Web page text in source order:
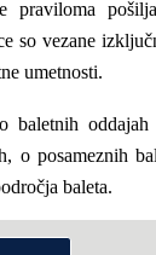
praviloma
so vezane
umetnosti.
baletnih
o posameznih
baleta.